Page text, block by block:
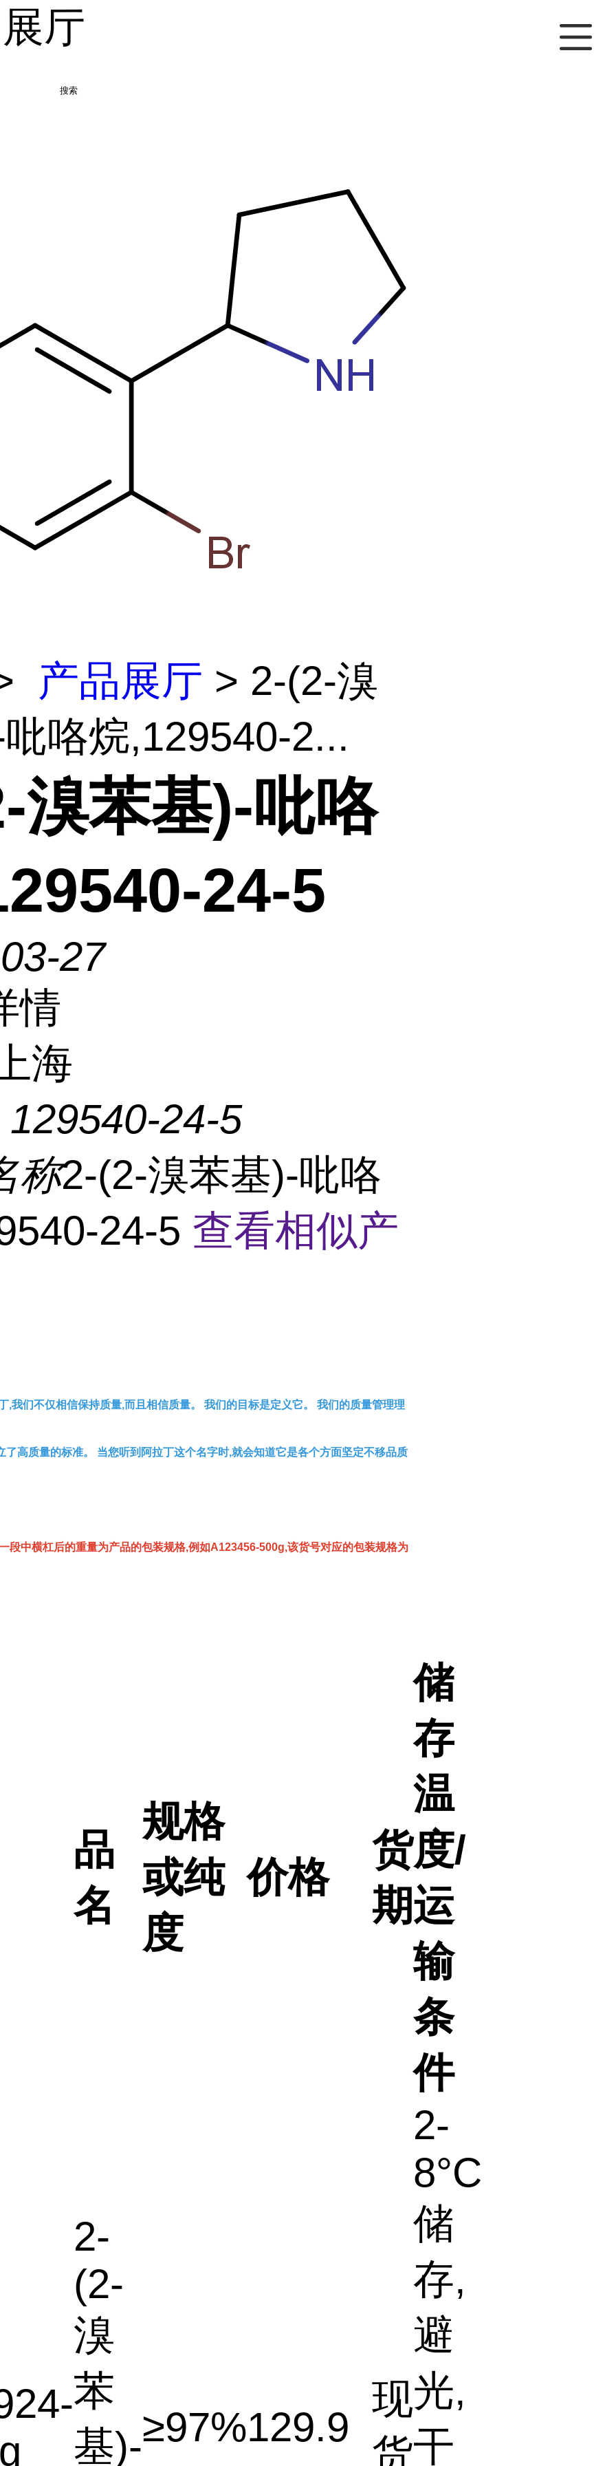
厅
搜索
产品展厅 > 2-(2-溴
咯烷,129540-2...
溴苯基)-吡咯
24-5
27
情
海
129540-24-5
称2-(2-溴苯基)-吡咯
24-5 查看相似产
,我们不仅相信保持质量,而且相信质量。 我们的目标是定义它。 我们的质量管理理
了高质量的标准。 当您听到阿拉丁这个名字时,就会知道它是各个方面坚定不移品质
段中横杠后的重量为产品的包装规格,例如A123456-500g,该货号对应的包装规格为
品
名
规格
或纯
度
价格
货
期
储
存
温
度/
运
输
条
件
2-
(2-
溴
苯
基)-≥97%129.9
现
货
2-
8°C
储
存,
避
光,
干